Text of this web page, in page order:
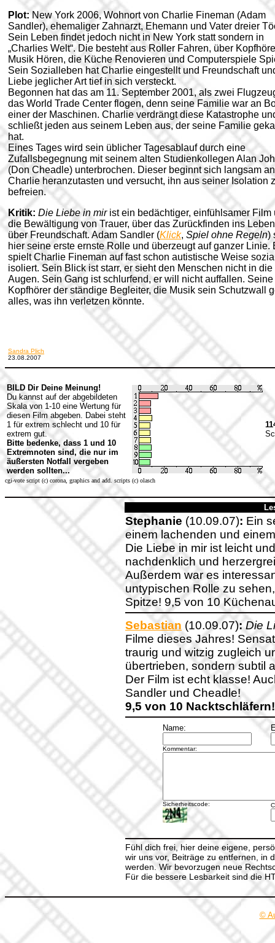
Plot: New York 2006, Wohnort von Charlie Fineman (Adam
Sandler), ehemaliger Zahnarzt, Ehemann und Vater dreier
Sein Leben findet jedoch nicht in New York statt sondern in
„Charlies Welt“. Die besteht aus Roller Fahren, über
Musik Hören, die Küche Renovieren und Computerspiele
Sein Sozialleben hat Charlie eingestellt und Freundschaft
Liebe jeglicher Art tief in sich versteckt.
Begonnen hat das am 11. September 2001, als zwei
das World Trade Center flogen, denn seine Familie war an
einer der Maschinen. Charlie verdrängt diese Katastrophe
schließt jeden aus seinem Leben aus, der seine Familie
hat.
Eines Tages wird sein üblicher Tagesablauf durch eine
Zufallsbegegnung mit seinem alten Studienkollegen Alan
(Don Cheadle) unterbrochen. Dieser beginnt sich langsam an
Charlie heranzutasten und versucht, ihn aus seiner Isolation
befreien.
Kritik: Die Liebe in mirist ein bedächtiger, einfühlsamer Film
die Bewältigung von Trauer, über das Zurückfinden ins
über Freundschaft. Adam Sandler (Klick, Spiel ohne Regeln)
hier seine erste ernste Rolle und überzeugt auf ganzer Linie.
spielt Charlie Fineman auf fast schon autistische Weise
isoliert. Sein Blick ist starr, er sieht den Menschen nicht in die
Augen. Sein Gang ist schlurfend, er will nicht auffallen. Seine
Kopfhörer der ständige Begleiter, die Musik sein Schutzwall
alles, was ihn verletzen könnte.
Sandra Plich
23.08.2007
BILD Dir Deine Meinung!
Du kannst auf der abgebildeten
Skala von 1-10 eine Wertung für
diesen Film abgeben. Dabei steht
1 für extrem schlecht und 10 für
extrem gut.
Bitte bedenke, dass 1 und 10
Extremnoten sind, die nur im
äußersten Notfall vergeben
werden sollten...
cgi-vote script (c) corona, graphics and add. scripts (c) olasch
Stephanie (10.09.07): Ein
einem lachenden und
Die Liebe in mir ist leicht
nachdenklich und
Außerdem war es
untypischen Rolle zu
Spitze! 9,5 von 10
Sebastian (10.09.07): Die
Filme dieses Jahres!
traurig und witzig zugleich
übertrieben, sondern subtil
Der Film ist echt klasse!
Sandler und Cheadle!
9,5 von 10 Nacktschläfern!
Name:
Kommentar:
Sicherheitscode:
Fühl dich frei, hier deine eigene,
wir uns vor, Beiträge zu entfernen, in
werden. Wir bevorzugen neue
Für die bessere Lesbarkeit sind die
©